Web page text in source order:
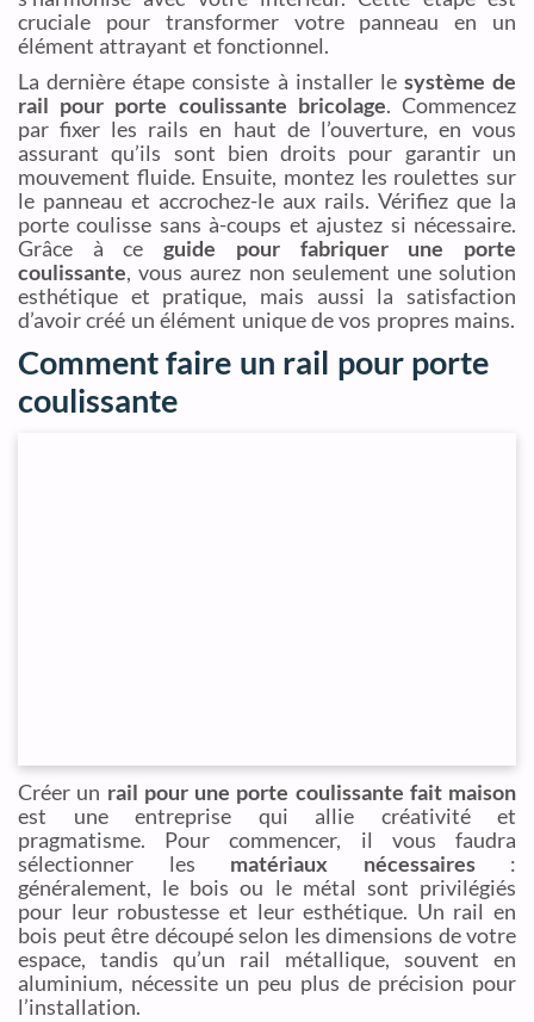
cruciale pour transformer votre panneau en un
élément attrayant et fonctionnel.
La dernière étape consiste à installer le système de
rail pour porte coulissante bricolage. Commencez
par fixer les rails en haut de l’ouverture, en vous
assurant qu’ils sont bien droits pour garantir un
mouvement fluide. Ensuite, montez les roulettes sur
le panneau et accrochez-le aux rails. Vérifiez que la
porte coulisse sans à-coups et ajustez si nécessaire.
Grâce à ceguide pour fabriquer une porte
coulissante, vous aurez non seulement une solution
esthétique et pratique, mais aussi la satisfaction
d’avoir créé un élément unique de vos propres mains.
Comment faire un rail pour porte
coulissante
Créer un rail pour une porte coulissante fait maison
est une entreprise qui allie créativité et
pragmatisme. Pour commencer, il vous faudra
sélectionner les matériaux nécessaires:
généralement, le bois ou le métal sont privilégiés
pour leur robustesse et leur esthétique. Un rail en
bois peut être découpé selon les dimensions de votre
espace, tandis qu’un rail métallique, souvent en
aluminium, nécessite un peu plus de précision pour
l’installation.